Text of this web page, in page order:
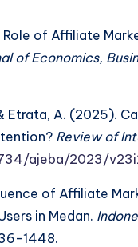
Role of Affiliate
of Economics,
Etrata, A. (2025).
Review of
ajeba/2023/
of Affiliate
in Medan.
1448.